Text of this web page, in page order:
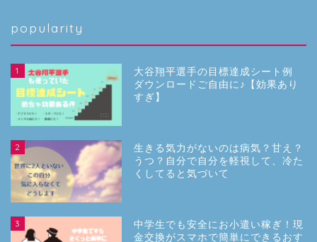
popularity
1
大谷翔平選手の目標達成シート例
ダウンロードご自由に♪【効果あり
すぎ】
2
生きる気力がないのは病気？甘え？
うつ？自分で自分を軽視して、冷た
くしてると気づいて
3
中学生でも安全にお小遣い稼ぎ！現
金交換がスマホで簡単にできるおす